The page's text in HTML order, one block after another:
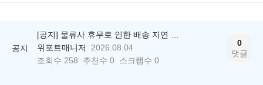
공지
[공지] 물류사 휴무로 인한 배송 지연 안내
위포트매니저
2026.08.04
조회수 258 추천수 0 스크랩수 0
0
댓글